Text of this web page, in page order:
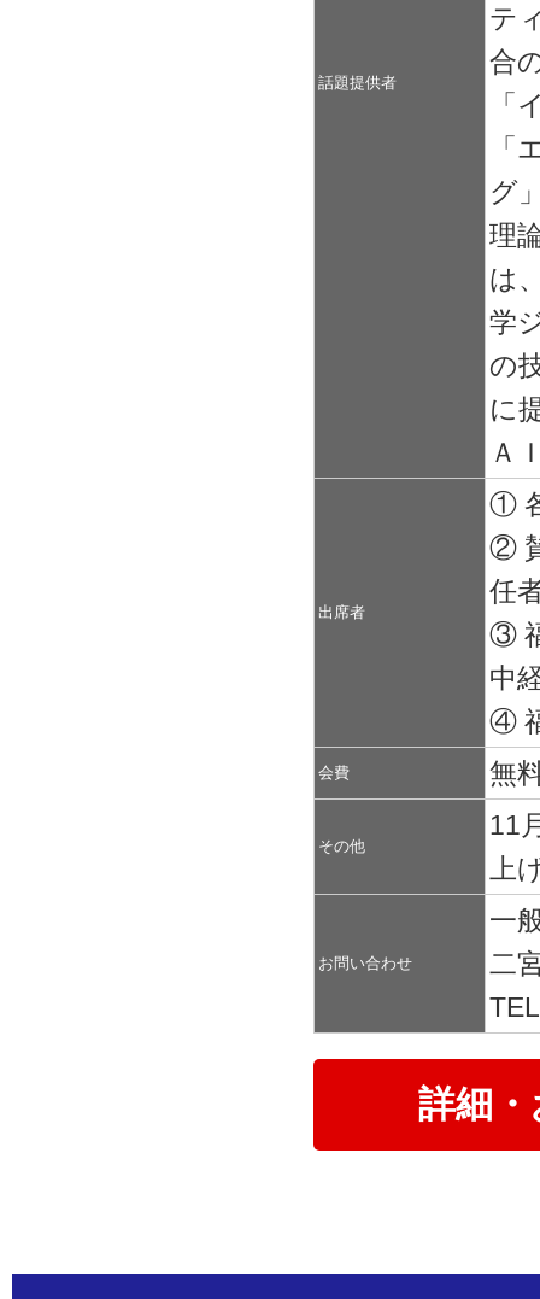
話題提供者
テ
合
「
「
グ
理
は
学
の
に
Ａ
出席者
①
②
任
③
中
④
会費 無
その他
11
上
お問い合わせ
一
二
詳細